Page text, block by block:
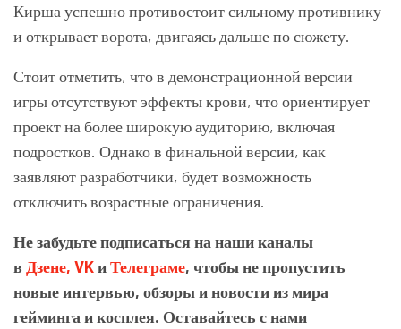
Кирша успешно противостоит сильному противнику
и открывает ворота, двигаясь дальше по сюжету.
Стоит отметить, что в демонстрационной версии
игры отсутствуют эффекты крови, что ориентирует
проект на более широкую аудиторию, включая
подростков. Однако в финальной версии, как
заявляют разработчики, будет возможность
отключить возрастные ограничения.
Не забудьте подписаться на наши каналы
в Дзене, VKиТелеграме, чтобы не пропустить
новые интервью, обзоры и новости из мира
гейминга и косплея. Оставайтесь с нами